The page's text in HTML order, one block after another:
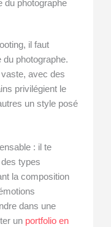
du photographe
il faut
photographe.
vaste, avec des
privilégient le
un style posé
: il te
types
la composition
dans une
un portfolio en